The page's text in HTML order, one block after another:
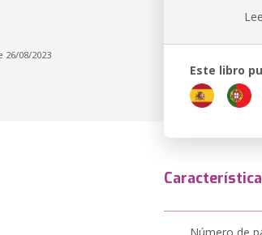
26/08/2023
Este libro